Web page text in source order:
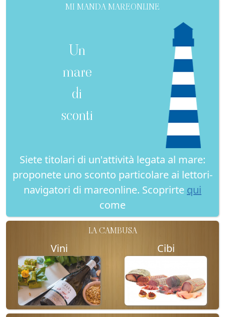
MI MANDA MAREONLINE
Un
mare
di
sconti
Siete titolari di un'attività legata al mare:
proponete uno sconto particolare ai lettori-
navigatori di mareonline. Scoprirte qui
come
LA CAMBUSA
Vini Cibi